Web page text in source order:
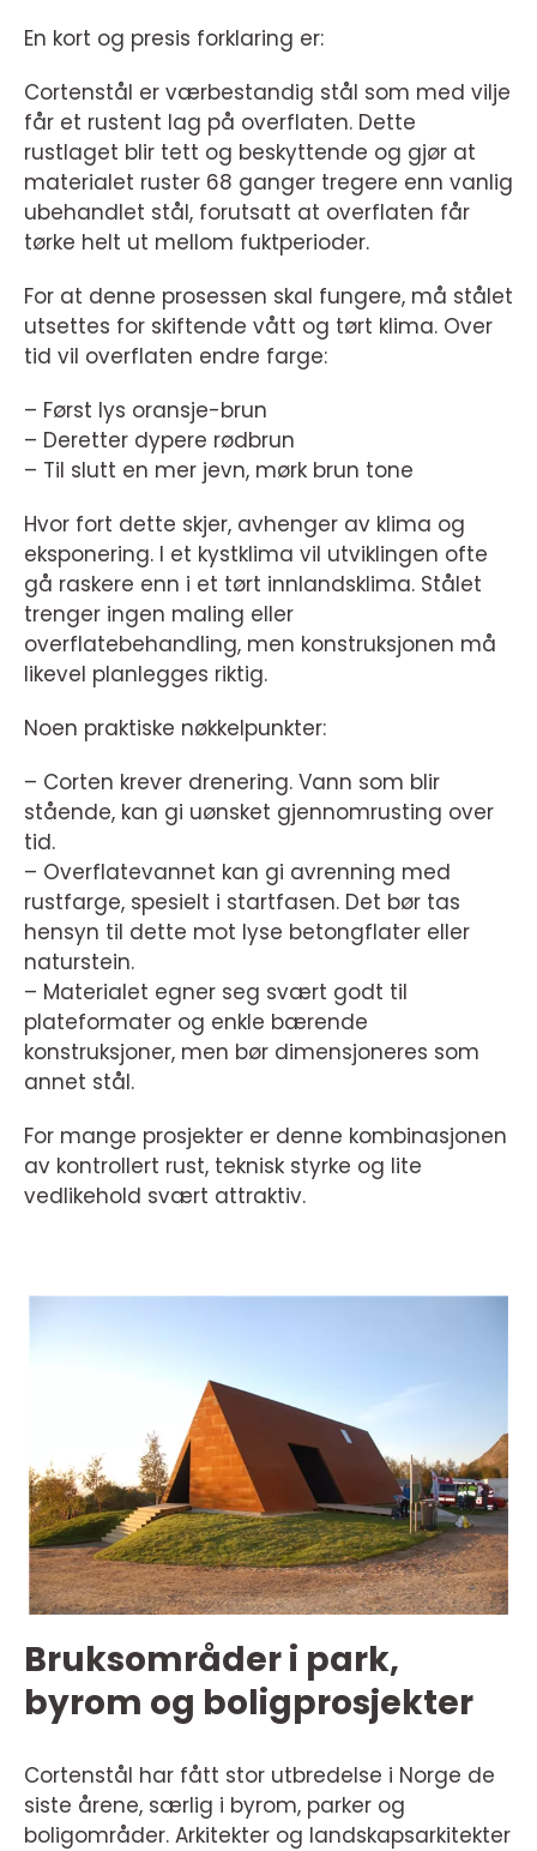
En kort og presis forklaring er:
Cortenstål er værbestandig stål som med vilje
får et rustent lag på overflaten. Dette
rustlaget blir tett og beskyttende og gjør at
materialet ruster 68 ganger tregere enn vanlig
ubehandlet stål, forutsatt at overflaten får
tørke helt ut mellom fuktperioder.
For at denne prosessen skal fungere, må stålet
utsettes for skiftende vått og tørt klima. Over
tid vil overflaten endre farge:
– Først lys oransje-brun
– Deretter dypere rødbrun
– Til slutt en mer jevn, mørk brun tone
Hvor fort dette skjer, avhenger av klima og
eksponering. I et kystklima vil utviklingen ofte
gå raskere enn i et tørt innlandsklima. Stålet
trenger ingen maling eller
overflatebehandling, men konstruksjonen må
likevel planlegges riktig.
Noen praktiske nøkkelpunkter:
– Corten krever drenering. Vann som blir
stående, kan gi uønsket gjennomrusting over
tid.
– Overflatevannet kan gi avrenning med
rustfarge, spesielt i startfasen. Det bør tas
hensyn til dette mot lyse betongflater eller
naturstein.
– Materialet egner seg svært godt til
plateformater og enkle bærende
konstruksjoner, men bør dimensjoneres som
annet stål.
For mange prosjekter er denne kombinasjonen
av kontrollert rust, teknisk styrke og lite
vedlikehold svært attraktiv.
Bruksområder i park,
byrom og boligprosjekter
Cortenstål har fått stor utbredelse i Norge de
siste årene, særlig i byrom, parker og
boligområder. Arkitekter og landskapsarkitekter